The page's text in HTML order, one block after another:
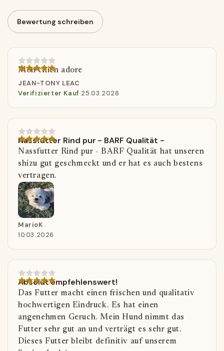
Bewertung schreiben
Mon chien adore
JEAN-TONY LEAC
Verifizierter Kauf·25.03.2026
Nassfutter Rind pur - BARF Qualität -
Nassfutter Rind pur - BARF Qualität hat unseren
shizu gut geschmeckt und er hat es auch bestens
vertragen.
MarioK
10.03.2026
Absolut empfehlenswert!
Das Futter macht einen frischen und qualitativ
hochwertigen Eindruck. Es hat einen
angenehmen Geruch. Mein Hund nimmt das
Futter sehr gut an und verträgt es sehr gut.
Dieses Futter bleibt definitiv auf unserem